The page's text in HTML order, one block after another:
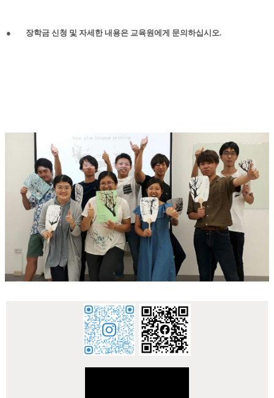
● 장학금 신청 및 자세한 내용은 교육원에게 문의하십시오.